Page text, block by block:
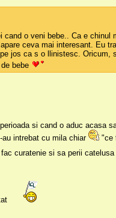
o veni bebe.. Ca e
ceva mai interesant. Eu
jos ca s o llinistesc.
bebe
si cand o aduc acasa
au intrebat cu mila chiar
"ce
curatenie si sa perii